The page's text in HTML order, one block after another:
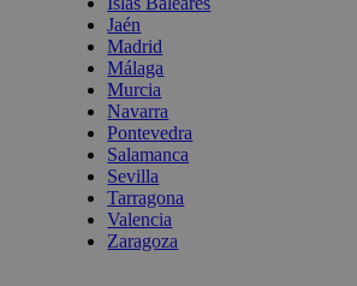
Jaén
Madrid
Málaga
Murcia
Navarra
Pontevedra
Salamanca
Sevilla
Tarragona
Valencia
Zaragoza